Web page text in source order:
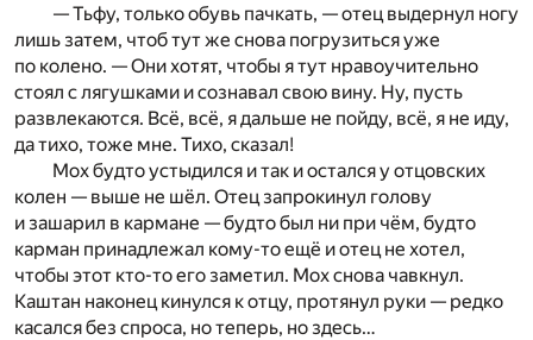
— Тьфу, только обувь пачкать, — отец выдернул ногу
лишь затем, чтоб тут же снова погрузиться уже
по колено. — Они хотят, чтобы я тут нравоучительно
стоял с лягушками и сознавал свою вину. Ну, пусть
развлекаются. Всё, всё, я дальше не пойду, всё, я не иду,
да тихо, тоже мне. Тихо, сказал!
Мох будто устыдился и так и остался у отцовских
колен — выше не шёл. Отец запрокинул голову
и зашарил в кармане — будто был ни при чём, будто
карман принадлежал кому-то ещё и отец не хотел,
чтобы этот кто-то его заметил. Мох снова чавкнул.
Каштан наконец кинулся к отцу, протянул руки — редко
касался без спроса, но теперь, но здесь…